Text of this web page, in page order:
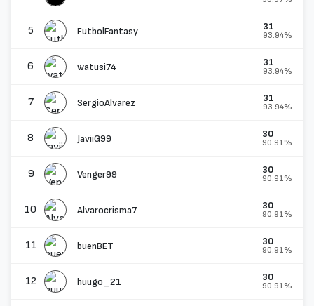
5 FutbolFantasy 31
93.94%
6 watusi74 31
93.94%
7 SergioAlvarez 31
93.94%
8 JaviiG99 30
90.91%
9 Venger99 30
90.91%
10 Alvarocrisma7 30
90.91%
11 buenBET 30
90.91%
12 huugo_21 30
90.91%